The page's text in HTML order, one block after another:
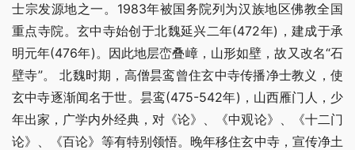
士宗发源地之一。1983年被国务院列为汉族地区佛教全国
重点寺院。玄中寺始创于北魏延兴二年(472年)，建成于承
明元年(476年)。因此地层峦叠嶂，山形如壁，故又改名“石
壁寺”。 北魏时期，高僧昙鸾曾住玄中寺传播净士教义，使
玄中寺逐渐闻名于世。昙鸾(475-542年)，山西雁门人，少
年出家，广学内外经典，对《论》、《中观论》、《十二门
论》、《百论》等有特别领悟。晚年移住玄中寺，宣传净土